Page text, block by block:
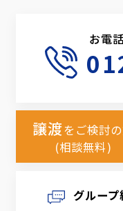
お電
譲渡をご検討
(相談無料)
グルー